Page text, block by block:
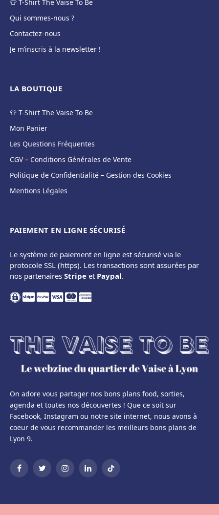
👕 T-Shirt The Vaise To Be
Qui sommes-nous ?
Contactez-nous
Je m’inscris à la newsletter !
LA BOUTIQUE
👕 T-Shirt The Vaise To Be
Mon Panier
Les Questions Fréquentes
CGV – Conditions Générales de Vente
Politique de Confidentialité – Gestion des Cookies
Mentions Légales
PAIEMENT EN LIGNE SÉCURISÉ
Le système de paiement en ligne est sécurisé via le
protocole SSL (https). Les transactions sont assurées par
nos partenaires Stripe et Paypal.
On adore vous partager nos bons plans food, sorties,
agenda et toutes nos découvertes ! Que ce soit sur
Facebook, Instagram ou notre site internet, nous avons à
coeur de vous recommander les meilleurs bons plans de
Lyon 9.
FacebookTwitterInstagramLinkedInTikTok